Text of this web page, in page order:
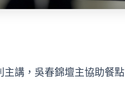
講，吳春錦壇主協助餐點